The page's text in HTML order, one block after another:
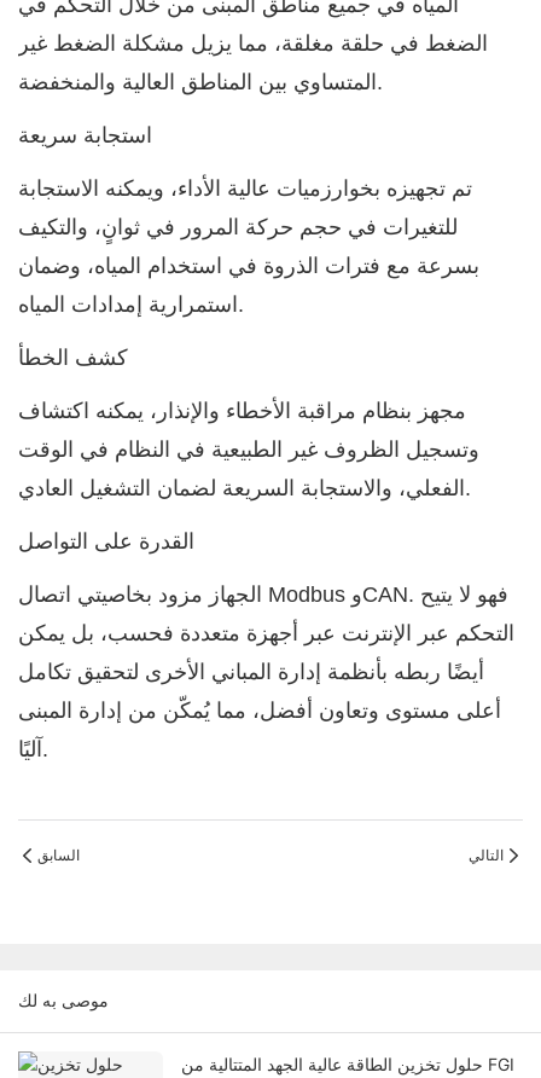
المياه في جميع مناطق المبنى من خلال التحكم في
الضغط في حلقة مغلقة، مما يزيل مشكلة الضغط غير
المتساوي بين المناطق العالية والمنخفضة.
استجابة سريعة
تم تجهيزه بخوارزميات عالية الأداء، ويمكنه الاستجابة
للتغيرات في حجم حركة المرور في ثوانٍ، والتكيف
بسرعة مع فترات الذروة في استخدام المياه، وضمان
استمرارية إمدادات المياه.
كشف الخطأ
مجهز بنظام مراقبة الأخطاء والإنذار، يمكنه اكتشاف
وتسجيل الظروف غير الطبيعية في النظام في الوقت
الفعلي، والاستجابة السريعة لضمان التشغيل العادي.
القدرة على التواصل
الجهاز مزود بخاصيتي اتصال Modbus وCAN. فهو لا يتيح
التحكم عبر الإنترنت عبر أجهزة متعددة فحسب، بل يمكن
أيضًا ربطه بأنظمة إدارة المباني الأخرى لتحقيق تكامل
أعلى مستوى وتعاون أفضل، مما يُمكّن من إدارة المبنى
آليًا.
السابق التالي
موصى به لك
حلول تخزين الطاقة عالية الجهد المتتالية من FGI